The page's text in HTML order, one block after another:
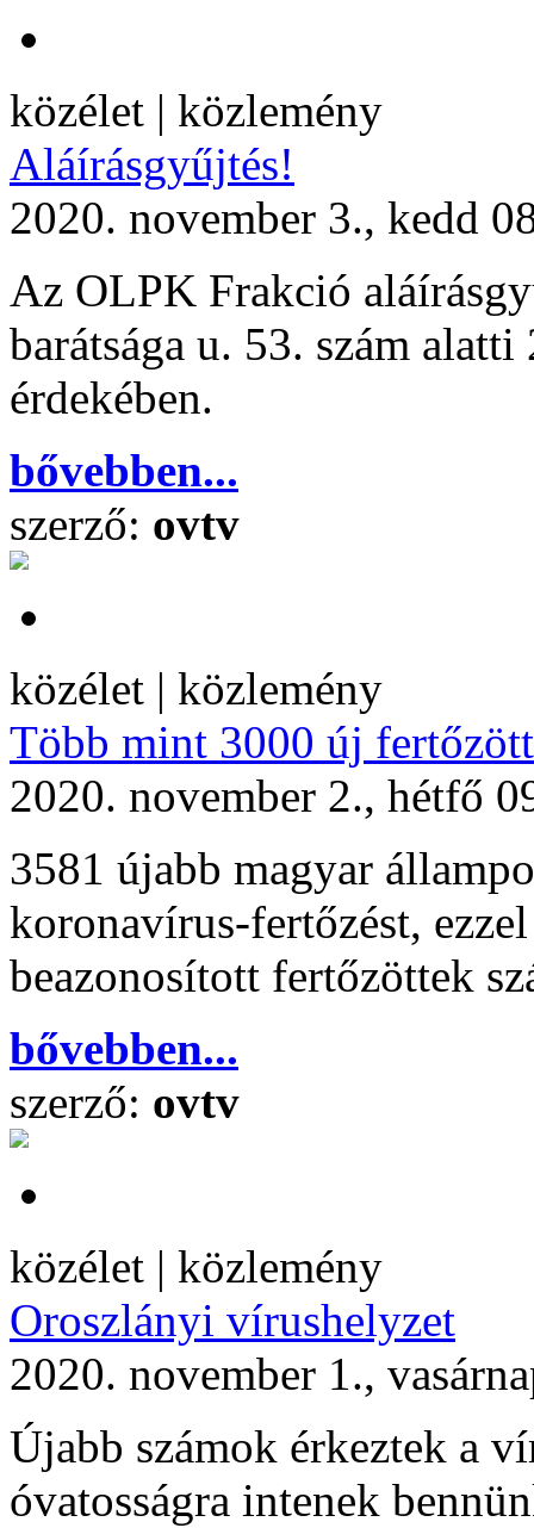
közélet | közlemény
Aláírásgyűjtés!
2020. november 3., kedd
Az OLPK Frakció
barátsága u. 53. szám
érdekében.
bővebben...
szerző: ovtv
közélet | közlemény
Több mint 3000 új fertőzött
2020. november 2., hétfő
3581 újabb magyar
koronavírus-fertőzést,
beazonosított fertőzöttek
bővebben...
szerző: ovtv
közélet | közlemény
Oroszlányi vírushelyzet
2020. november 1.,
Újabb számok érkeztek a
óvatosságra intenek